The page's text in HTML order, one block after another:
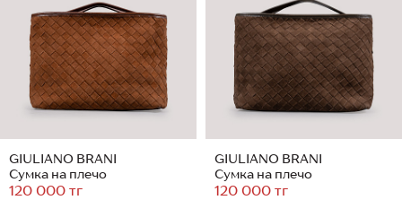
GIULIANO BRANI
Сумка на плечо
120 000 тг
GIULIANO BRANI
Сумка на плечо
120 000 тг